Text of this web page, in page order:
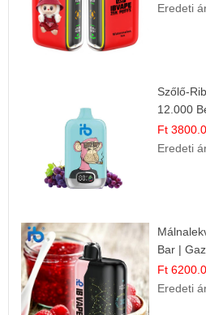
Eredeti ár
Szőlő-
12.000
Ft
Eredeti ár
Bar |
Ft
Eredeti ár